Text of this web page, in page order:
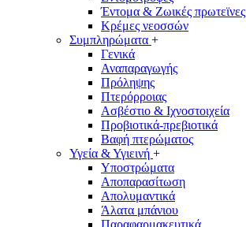
Έντομα & Ζωικές πρωτεϊνες
Κρέμες νεοσσών
Συμπληρώματα +
Γενικά
Αναπαραγωγής
Πρόληψης
Πτερόρροιας
Ασβέστιο & Ιχνοστοιχεία
Προβιοτικά-πρεβιοτικά
Βαφή πτερώματος
Υγεία & Υγιεινή +
Υποστρώματα
Αποπαρασίτωση
Απολυμαντικά
Άλατα μπάνιου
Παραφαρμακευτικά